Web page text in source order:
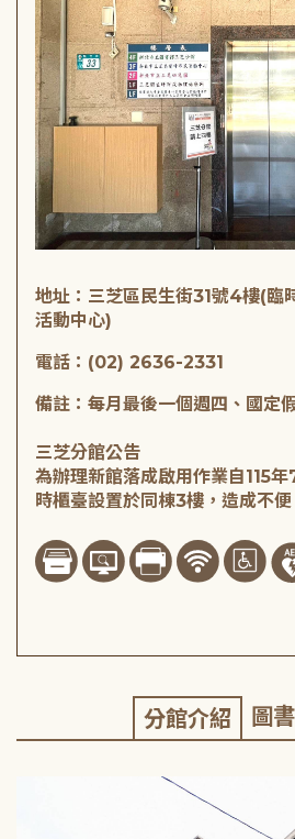
地址：三芝區民生街31號4樓(臨
活動中心)
電話：(02) 2636-2331
備註：每月最後一個週四、國定
三芝分館公告
為辦理新館落成啟用作業自115
時櫃臺設置於同棟3樓，造成不便
分館介紹 圖